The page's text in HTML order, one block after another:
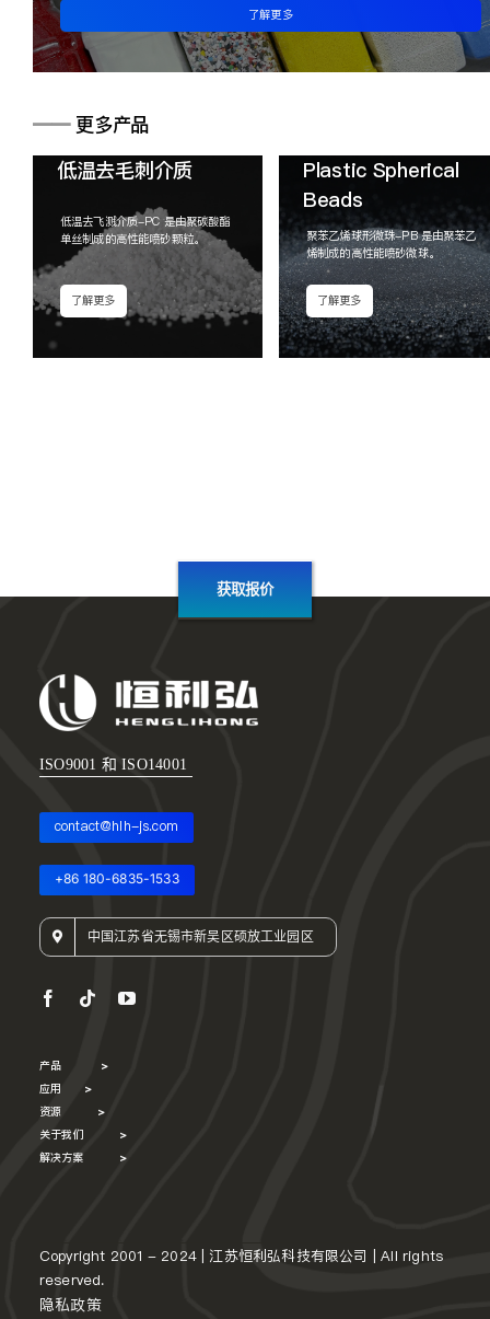
了解更多
━━更多产品
低温去毛刺介质
低温去飞溅介质-PC 是由聚碳酸酯
单丝制成的高性能喷砂颗粒。
了解更多
Plastic Spherical
Beads
聚苯乙烯球形微珠-PB 是由聚苯乙
烯制成的高性能喷砂微球。
了解更多
获取报价
ISO9001 和 ISO14001
contact@hlh-js.com
+86 180-6835-1533
中国江苏省无锡市新吴区硕放工业园区
产品 >
应用 >
资源 >
关于我们 >
解决方案 >
Copyright 2001 - 2024 | 江苏恒利弘科技有限公司 | All rights
reserved.
隐私政策